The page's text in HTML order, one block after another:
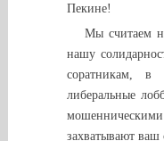
Пекине!
Мы считаем
нашу
соратникам, в
либеральные
мошенническими
захватывают ваш